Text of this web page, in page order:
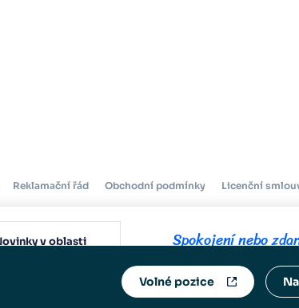
Reklamační řád Obchodní podmínky Licenční
Volné pozice
v oblasti
Spokojení nebo
Ukázat všechny